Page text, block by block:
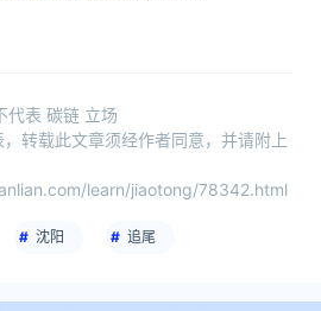
代表 碳链 立场
，转载此文章须经作者同意，并请附上
learn/jiaotong/78342.html
沈阳 追尾